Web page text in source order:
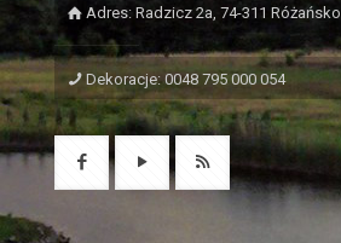
Adres: Radzicz 2a, 74-311 Różańsko
Dekoracje: 0048 795 000 054